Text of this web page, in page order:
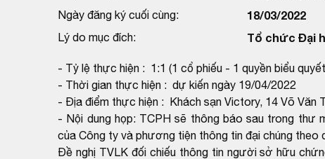
Ngày đăng ký cuối cùng: 18/03/2022
Lý do mục đích: Tổ chức Đại
- Tỷ lệ thực hiện : 1:1 (1 cổ phiếu - 1 quyền biểu
- Thời gian thực hiện : dự kiến ngày 19/04/2022
- Địa điểm thực hiện : Khách sạn Victory, 14 Võ Văn
- Nội dung họp: TCPH sẽ thông báo sau trong thư
của Công ty và phương tiện thông tin đại chúng theo
Đề nghị TVLK đối chiếu thông tin người sở hữu